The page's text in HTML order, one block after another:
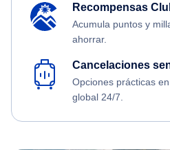
Recompensas
Acumula puntos y
ahorrar.
Cancelaciones
Opciones prácticas
global 24/7.